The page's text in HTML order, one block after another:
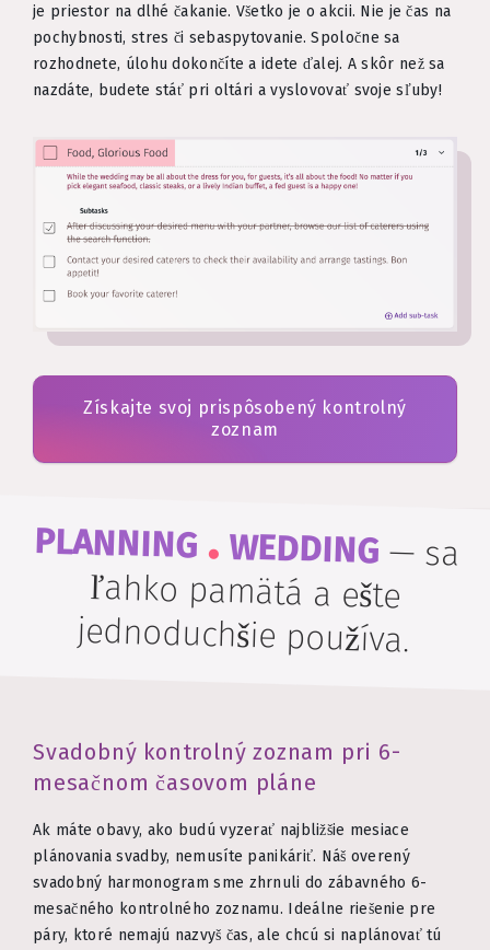
je priestor na dlhé čakanie. Všetko je o akcii. Nie je čas na
pochybnosti, stres či sebaspytovanie. Spoločne sa
rozhodnete, úlohu dokončíte a idete ďalej. A skôr než sa
nazdáte, budete stáť pri oltári a vyslovovať svoje sľuby!
Získajte svoj prispôsobený kontrolný
zoznam
PLANNING . WEDDING— sa
ľahko pamätá a ešte
jednoduchšie používa.
Svadobný kontrolný zoznam pri 6-
mesačnom časovom pláne
Ak máte obavy, ako budú vyzerať najbližšie mesiace
plánovania svadby, nemusíte panikáriť. Náš overený
svadobný harmonogram sme zhrnuli do zábavného 6-
mesačného kontrolného zoznamu. Ideálne riešenie pre
páry, ktoré nemajú nazvyš čas, ale chcú si naplánovať tú